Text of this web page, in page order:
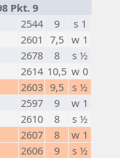
Pkt. 9
2544 9
s 1
2601 7,5 w 1
2678 8
s ½
2614 10,5 w 0
2603 9,5
s ½
2597 9
w 1
2610 8
s ½
2607 8
w 1
2606 9
s ½